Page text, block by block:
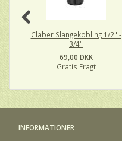
Claber Slangekobling 1/2" -
3/4"
69,00 DKK
Gratis Fragt
INFORMATIONER